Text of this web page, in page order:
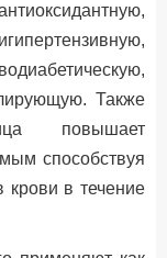
Также
повышает
способствуя
крови в течение